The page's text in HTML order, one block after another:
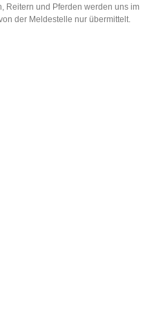
Reitern und Pferden werden uns im
der Meldestelle nur übermittelt.